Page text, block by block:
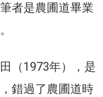
者是農圃道畢業
（1973年），是
錯過了農圃道時